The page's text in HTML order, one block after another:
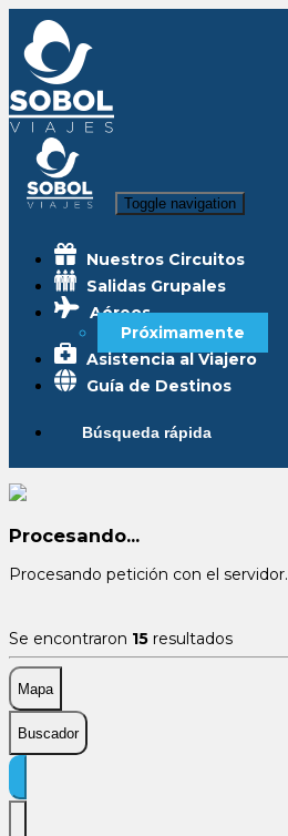
Toggle navigation
Nuestros Circuitos
Salidas Grupales
Aéreos
Próximamente
Asistencia al Viajero
Guía de Destinos
Búsqueda rápida
Procesando...
Procesando petición con el servidor.
Se encontraron 15 resultados
Mapa
Buscador